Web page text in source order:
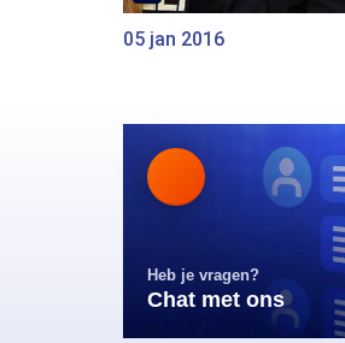
05 jan 2016
Heb je vragen?
Chat met ons